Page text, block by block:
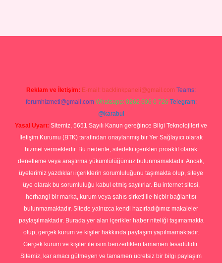
Reklam ve İletişim: E-mail: backlinkpaneli@gmail.com Teams:
forumhizmeti@gmail.com Whatsapp: 0262 606 0 726 Telegram:
@karabul
Yasal Uyarı: Sitemiz, 5651 Sayılı Kanun gereğince Bilgi Teknolojileri ve
İletişim Kurumu (BTK) tarafından onaylanmış bir Yer Sağlayıcı olarak
hizmet vermektedir. Bu nedenle, sitedeki içerikleri proaktif olarak
denetleme veya araştırma yükümlülüğümüz bulunmamaktadır. Ancak,
üyelerimiz yazdıkları içeriklerin sorumluluğunu taşımakta olup, siteye
üye olarak bu sorumluluğu kabul etmiş sayılırlar. Bu internet sitesi,
herhangi bir marka, kurum veya şahıs şirketi ile hiçbir bağlantısı
bulunmamaktadır. Sitede yalnızca kendi hazırladığımız makaleler
paylaşılmaktadır. Burada yer alan içerikler haber niteliği taşımamakta
olup, gerçek kurum ve kişiler hakkında paylaşım yapılmamaktadır.
Gerçek kurum ve kişiler ile isim benzerlikleri tamamen tesadüfidir.
Sitemiz, kar amacı gütmeyen ve tamamen ücretsiz bir bilgi paylaşım